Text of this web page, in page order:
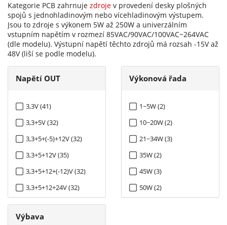
Kategorie PCB zahrnuje zdroje v provedení desky plošných
spojů s jednohladinovým nebo vícehladinovým výstupem.
Jsou to zdroje s výkonem 5W až 250W a univerzálním
vstupním napětím v rozmezí 85VAC/90VAC/100VAC~264VAC
(dle modelu). Výstupní napětí těchto zdrojů má rozsah -15V až
48V (liší se podle modelu).
Napětí OUT
3,3V (41)
3,3+5V (32)
3,3+5+(-5)+12V (32)
3,3+5+12V (35)
3,3+5+12+(-12)V (32)
3,3+5+12+24V (32)
3,3+5+15+(-15)V (32)
5V (44)
Výkonová řada
1~5W (2)
10~20W (2)
21~34W (3)
35W (2)
45W (3)
50W (2)
Výbava